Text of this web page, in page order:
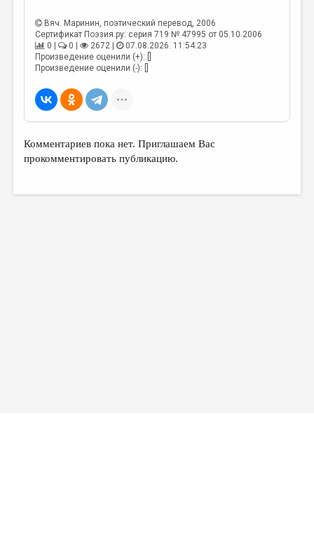
РЕЦЕНЗИРОВАНИЕ
ЦИКЛЫ ПУБЛИКАЦИЙ
ТРЕДИАКОВСКИЙ
МЕДИА
ВКОНТАКТЕ
Вяч. Маринин, поэтический перевод, 2006
Сертификат Поэзия.ру: серия 719 № 47995 от 05.10.2006
0 |
0 | 2672 |
07.08.2026. 11:54:23
Произведение оценили (+): []
Произведение оценили (-): []
Комментариев пока нет. Приглашаем Вас
прокомментировать публикацию.